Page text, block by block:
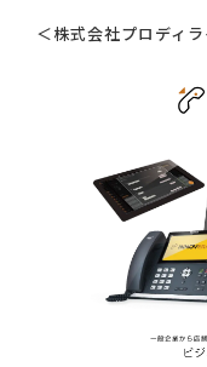
＜株式会社プロディ